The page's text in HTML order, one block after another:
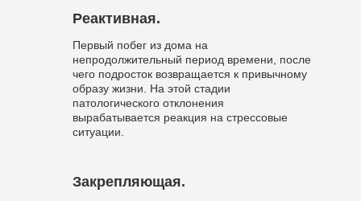
Реактивная.
Первый побег из дома на
непродолжительный период времени, после
чего подросток возвращается к привычному
образу жизни. На этой стадии
патологического отклонения
вырабатывается реакция на стрессовые
ситуации.
Закрепляющая.